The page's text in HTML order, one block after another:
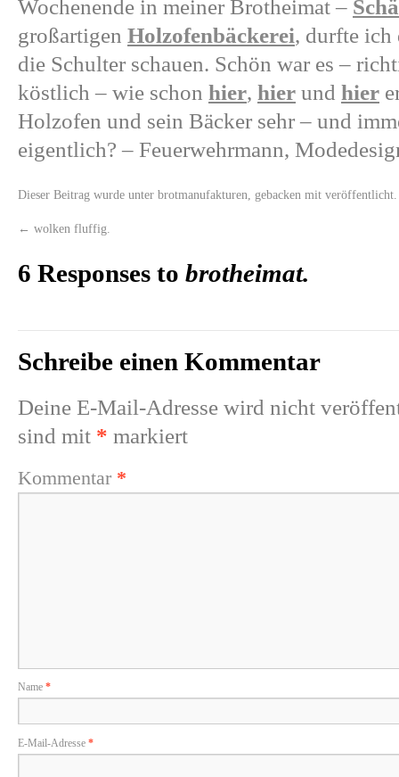
Wochenende in meiner Brotheimat –
großartigen Holzofenbäckerei, durfte ich
die Schulter schauen. Schön war es –
köstlich – wie schon hier, hier und hier
Holzofen und sein Bäcker sehr – und
eigentlich? – Feuerwehrmann,
Dieser Beitrag wurde unter brotmanufakturen gebacken mit veröffentlicht.
← wolken fluffig.
6 Responses to brotheimat.
Schreibe einen Kommentar
Deine E-Mail-Adresse wird nicht
sind mit * markiert
Kommentar *
Name *
E-Mail-Adresse *